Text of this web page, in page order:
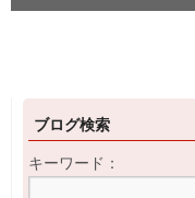
ブログ検索
キーワード：